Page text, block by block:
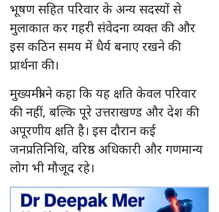
भूषण सहित परिवार के अन्य सदस्यों से
मुलाकात कर गहरी संवेदना व्यक्त की और
इस कठिन समय में धैर्य बनाए रखने की
प्रार्थना की।
मुख्यमंत्री ने कहा कि यह क्षति केवल परिवार
की नहीं, बल्कि पूरे उत्तराखण्ड और देश की
अपूरणीय क्षति है। इस दौरान कई
जनप्रतिनिधि, वरिष्ठ अधिकारी और गणमान्य
लोग भी मौजूद रहे।